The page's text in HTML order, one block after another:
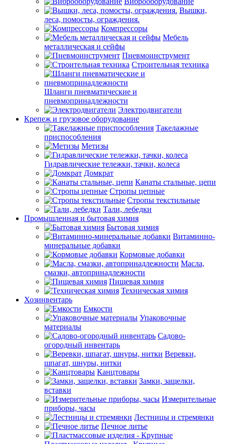
Вышки,
леса, помосты, ограждения.
Компрессоры
Мебель
металлическая и сейфы
Пневмоинструмент
Строительная техника
Шланги пневматические и
пневмопринадлежности
Электродвигатели
Крепеж и грузовое оборудование
Такелажные
приспособления
Метизы
Гидравлические тележки, тачки, колеса
Домкрат
Канаты стальные, цепи
Стропы цепные
Стропы текстильные
Тали, лебедки
Промышленная и бытовая химия
Бытовая химия
Витаминно-
минеральные добавки
Кормовые добавки
Масла,
смазки, автопринадлежности
Пищевая химия
Техническая химия
Хозинвентарь
Емкости
Упаковочные
материалы
Садово-
огородный инвентарь
Веревки,
шпагат, шнуры, нитки
Канцтовары
Замки, защелки,
вставки
Измерительные
приборы, часы
Лестницы и стремянки
Печное литье